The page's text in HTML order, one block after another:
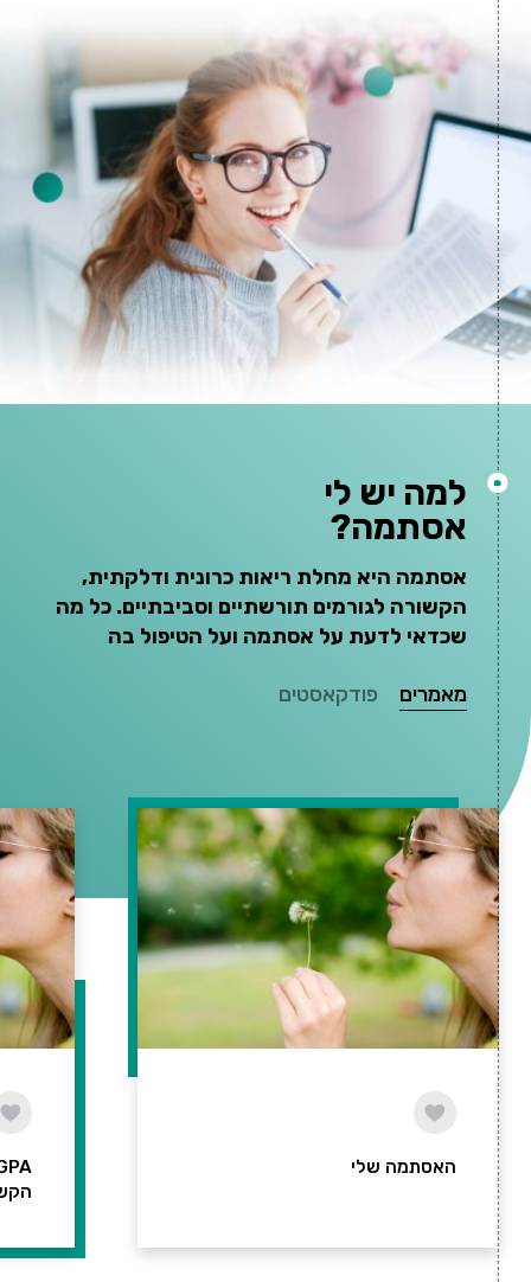
למה יש לי
אסתמה?
אסתמה היא מחלת ריאות כרונית ודלקתית,
הקשורה לגורמים תורשתיים וסביבתיים. כל מה
שכדאי לדעת על אסתמה ועל הטיפול בה
מאמרים פודקאסטים
האסתמה שלי